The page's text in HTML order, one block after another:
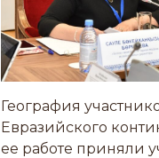
География
Евразийского
ее работе приняли